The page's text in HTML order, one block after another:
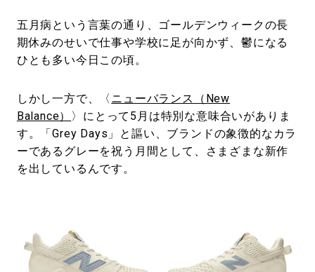
五月病という言葉の通り、ゴールデンウィークの長
期休みのせいで仕事や学校に足が向かず、鬱になる
ひとも多い今日この頃。
しかし一方で、〈 ニューバランス（New
Balance） 〉にとって5月は特別な意味合いがありま
す。「Grey Days」と謳い、ブランドの象徴的なカラ
ーであるグレーを祝う月間として、さまざまな新作
を出しているんです。